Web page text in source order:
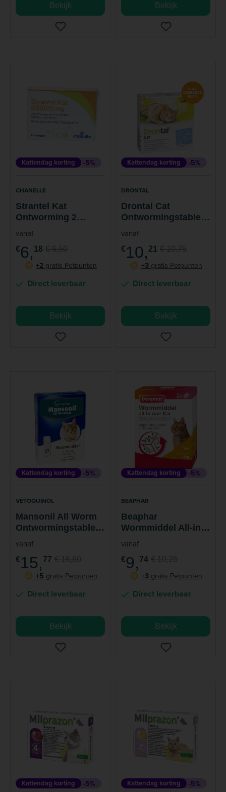
Bekijk Bekijk
Kattendag korting -5%
CHANELLE
Strantel Kat
Ontworming 2
smakelijke tabletten
vanaf
€6, 18
P
+2 gratis Petpunten
Direct leverbaar
Bekijk
Kattendag korting -5%
DRONTAL
Drontal Cat
Ontwormingstablet
vanaf
€10, 21
P
+3 gratis Petpunten
Direct leverbaar
Bekijk
Kattendag korting -5%
VETOQUINOL
Mansonil All Worm
Ontwormingstablett
en Kat
vanaf
€15, 77
P
+5 gratis Petpunten
Direct leverbaar
Bekijk
Kattendag korting -5%
BEAPHAR
Beaphar
Wormmiddel All-in-
One Kat 2 tabletten
vanaf
€9, 74
P
+3 gratis Petpunten
Direct leverbaar
Bekijk
Kattendag korting -5% Kattendag korting -5%